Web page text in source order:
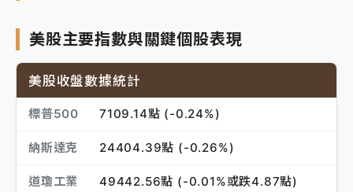
美股主要指數與關鍵個股表現
美股收盤數據統計
標普500 7109.14點 (-0.24%)
納斯達克 24404.39點 (-0.26%)
道瓊工業 49442.56點 (-0.01%或跌4.87點)